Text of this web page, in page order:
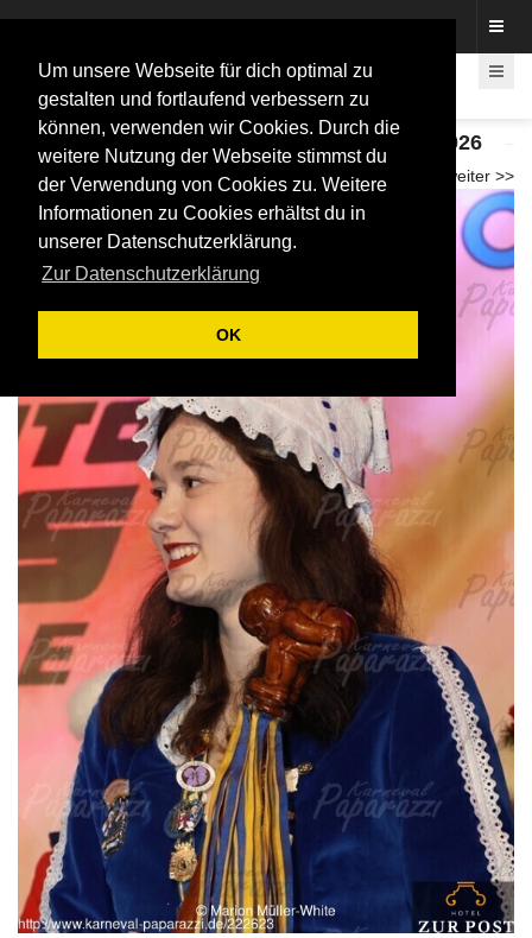
Um unsere Webseite für dich optimal zu
gestalten und fortlaufend verbessern zu
können, verwenden wir Cookies. Durch die
weitere Nutzung der Webseite stimmst du
der Verwendung von Cookies zu. Weitere
Informationen zu Cookies erhältst du in
unserer Datenschutzerklärung.
Zur Datenschutzerklärung
OK
Tollitätenempfang bei Autohaus Thomas 2026
weiter >>
<< zurück